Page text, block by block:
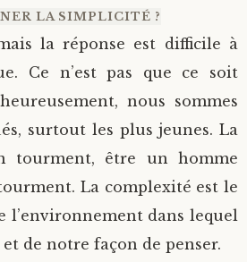
LA SIMPLICITÉ ?
la réponse est difficile à
Ce n’est pas que ce soit
nous sommes
surtout les plus jeunes. La
tourment, être un homme
La complexité est le
l’environnement dans lequel
de notre façon de penser.